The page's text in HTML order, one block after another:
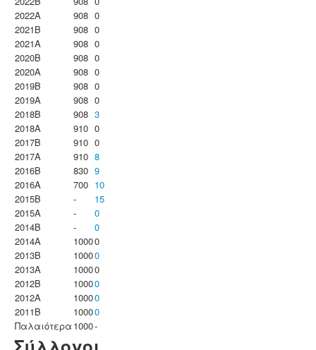
2022A
908 0
2021B
908 0
2021A
908 0
2020B
908 0
2020A
908 0
2019B
908 0
2019A
908 0
2018B
908 3
2018A
910 0
2017B
910 0
2017A
910 8
2016B
830 9
2016A
700 10
2015B
-
15
2015A
-
0
2014B
-
0
2014A
10000
2013B
10000
2013A
10000
2012B
10000
2012A
10000
2011B
10000
Παλαιότερα 1000-